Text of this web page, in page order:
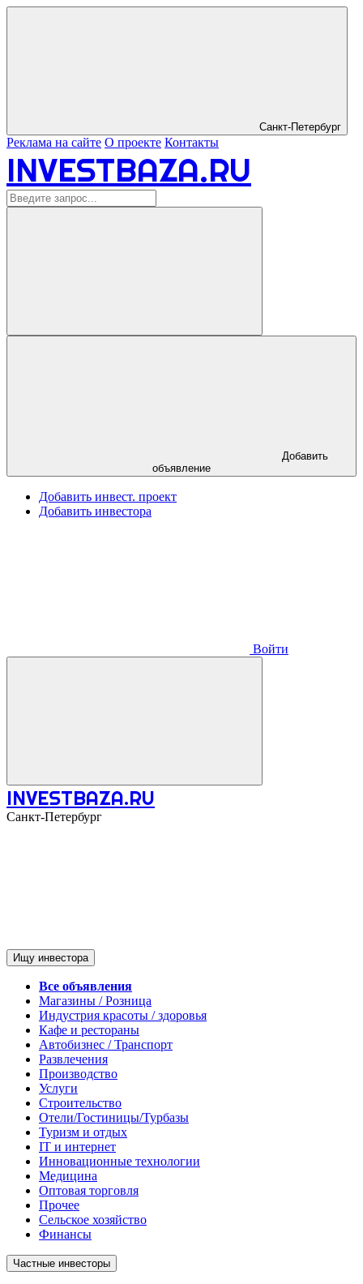
Санкт-Петербург
Реклама на сайте О проекте Контакты
INVESTBAZA.RU
объявление
Добавить инвест. проект
Добавить инвестора
Войти
INVESTBAZA.RU
Санкт-Петербург
Ищу инвестора
Все объявления
Магазины / Розница
Индустрия красоты / здоровья
Кафе и рестораны
Автобизнес / Транспорт
Развлечения
Производство
Услуги
Строительство
Отели/Гостиницы/Турбазы
Туризм и отдых
IT и интернет
Инновационные технологии
Медицина
Оптовая торговля
Прочее
Сельское хозяйство
Финансы
Частные инвесторы